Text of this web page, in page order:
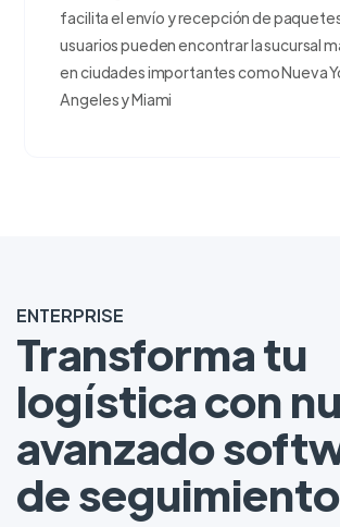
facilita el envío y recepción de
usuarios pueden encontrar la sucursal
en ciudades importantes como Nueva
Angeles y Miami
ENTERPRISE
Transforma tu
logística con
avanzado
de seguimiento